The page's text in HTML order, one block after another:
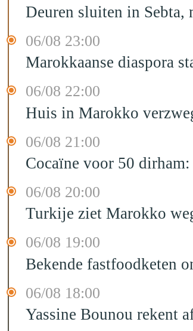
Deuren sluiten in Sebta,
06/08 23:00
Marokkaanse diaspora
06/08 22:00
Huis in Marokko
06/08 21:00
Cocaïne voor 50
06/08 20:00
Turkije ziet Marokko
06/08 19:00
Bekende fastfoodketen
06/08 18:00
Yassine Bounou rekent